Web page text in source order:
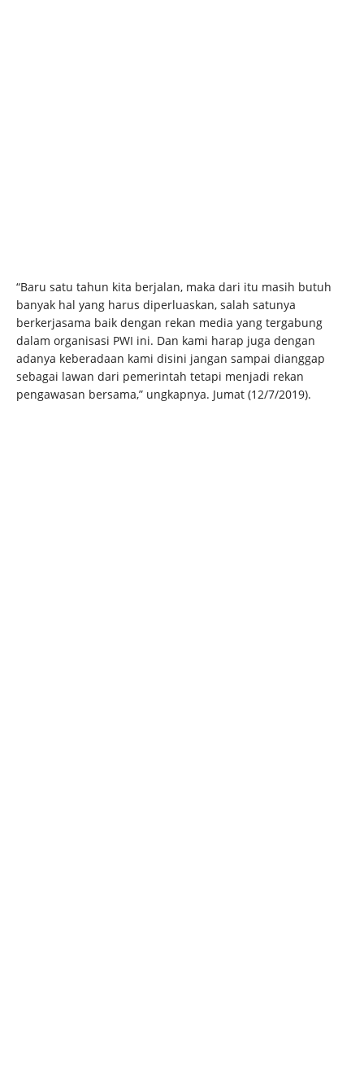
“Baru satu tahun kita berjalan, maka dari itu masih butuh
banyak hal yang harus diperluaskan, salah satunya
berkerjasama baik dengan rekan media yang tergabung
dalam organisasi PWI ini. Dan kami harap juga dengan
adanya keberadaan kami disini jangan sampai dianggap
sebagai lawan dari pemerintah tetapi menjadi rekan
pengawasan bersama,” ungkapnya. Jumat (12/7/2019).